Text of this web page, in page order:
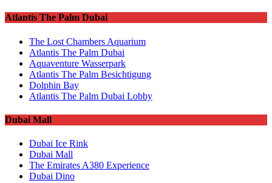
Atlantis The Palm Dubai
The Lost Chambers Aquarium
Atlantis The Palm Dubai
Aquaventure Wasserpark
Atlantis The Palm Besichtigung
Dolphin Bay
Atlantis The Palm Dubai Lobby
Dubai Mall
Dubai Ice Rink
Dubai Mall
The Emirates A380 Experience
Dubai Dino